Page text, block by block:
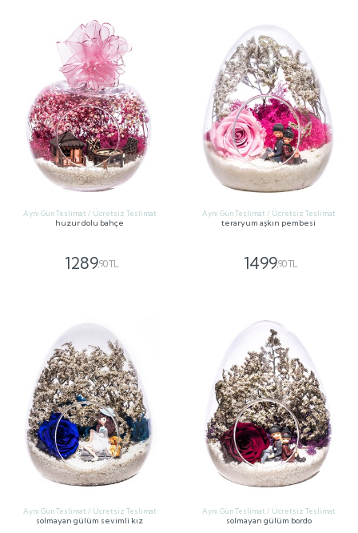
Aynı Gün Teslimat / Ücretsiz Teslimat
huzur dolu bahçe
1289,90 TL
Aynı Gün Teslimat / Ücretsiz Teslimat
teraryum aşkın pembesi
1499,90 TL
Aynı Gün Teslimat / Ücretsiz Teslimat
solmayan gülüm sevimli kız
Aynı Gün Teslimat / Ücretsiz Teslimat
solmayan gülüm bordo